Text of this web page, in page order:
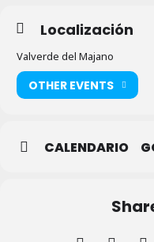
Localización
Valverde del Majano
OTHER EVENTS
CALENDARIO